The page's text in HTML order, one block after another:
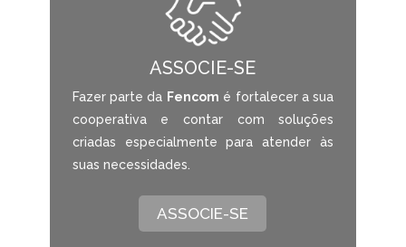
ASSOCIE-SE
Fazer parte da Fencom é fortalecer a sua
cooperativa e contar com soluções
criadas especialmente para atender às
suas necessidades.
ASSOCIE-SE